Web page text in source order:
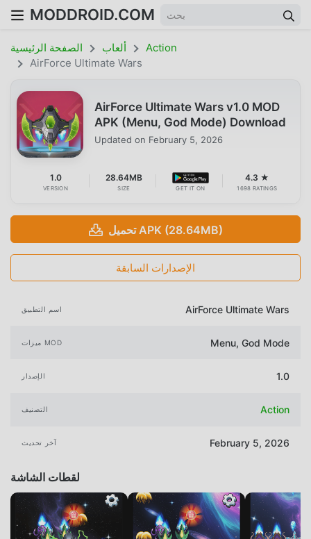
MODDROID.COM
الصفحة الرئيسية ألعاب
Action
AirForce Ultimate Wars
AirForce Ultimate Wars v1.0 MOD
APK (Menu, God Mode) Download
Updated on February 5, 2026
1.0
VERSION
28.64MB
SIZE GET IT ON
4.3 ★
1698 RATINGS
تحميل APK (28.64MB)
الإصدارات السابقة
اسم التطبيق AirForce Ultimate Wars
ميزات MOD Menu, God Mode
الإصدار 1.0
التصنيف Action
آخر تحديث February 5, 2026
لقطات الشاشة